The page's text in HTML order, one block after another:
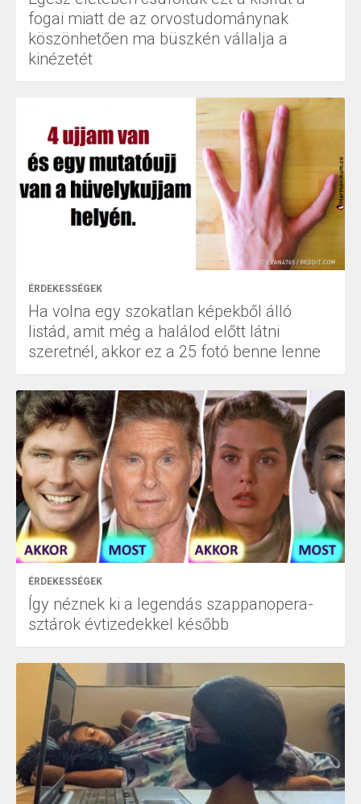
fogai miatt de az orvostudománynak
köszönhetően ma büszkén vállalja a
kinézetét
ÉRDEKESSÉGEK
Ha volna egy szokatlan képekből álló
listád, amit még a halálod előtt látni
szeretnél, akkor ez a 25 fotó benne lenne
ÉRDEKESSÉGEK
Így néznek ki a legendás szappanopera-
sztárok évtizedekkel később